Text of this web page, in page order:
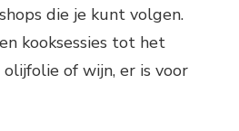
die je kunt volgen.
kooksessies tot het
olijfolie of wijn, er is voor